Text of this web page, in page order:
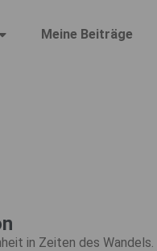
Meine Beiträge
in Zeiten des Wandels.